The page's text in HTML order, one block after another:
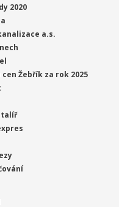
2020
a.s.
Žebřík za rok 2025
talíř